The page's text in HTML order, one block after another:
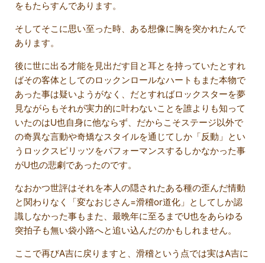
をもたらすんであります。
そしてそこに思い至った時、ある想像に胸を突かれたんで
あります。
後に世に出る才能を見出だす目と耳とを持っていたとすれ
ばその客体としてのロックンロールなハートもまた本物で
あった事は疑いようがなく、だとすればロックスターを夢
見ながらもそれが実力的に叶わないことを誰よりも知って
いたのはU也自身に他ならず、だからこそステージ以外で
の奇異な言動や奇矯なスタイルを通じてしか「反動」とい
うロックスピリッツをパフォーマンスするしかなかった事
がU也の悲劇であったのです。
なおかつ世評はそれを本人の隠されたある種の歪んだ情動
と関わりなく「変なおじさん=滑稽or道化」としてしか認
識しなかった事もまた、最晩年に至るまでU也をあらゆる
突拍子も無い袋小路へと追い込んだのかもしれません。
ここで再びA吉に戻りますと、滑稽という点では実はA吉に